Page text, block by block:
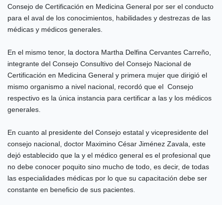
Consejo de Certificación en Medicina General por ser el conducto
para el aval de los conocimientos, habilidades y destrezas de las
médicas y médicos generales.
En el mismo tenor, la doctora Martha Delfina Cervantes Carreño,
integrante del Consejo Consultivo del Consejo Nacional de
Certificación en Medicina General y primera mujer que dirigió el
mismo organismo a nivel nacional, recordó que el Consejo
respectivo es la única instancia para certificar a las y los médicos
generales.
En cuanto al presidente del Consejo estatal y vicepresidente del
consejo nacional, doctor Maximino César Jiménez Zavala, este
dejó establecido que la y el médico general es el profesional que
no debe conocer poquito sino mucho de todo, es decir, de todas
las especialidades médicas por lo que su capacitación debe ser
constante en beneficio de sus pacientes.